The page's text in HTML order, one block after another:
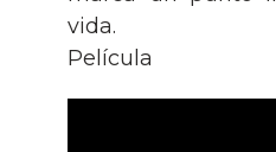
vida.
Película